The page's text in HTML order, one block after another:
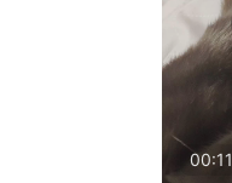
00:11